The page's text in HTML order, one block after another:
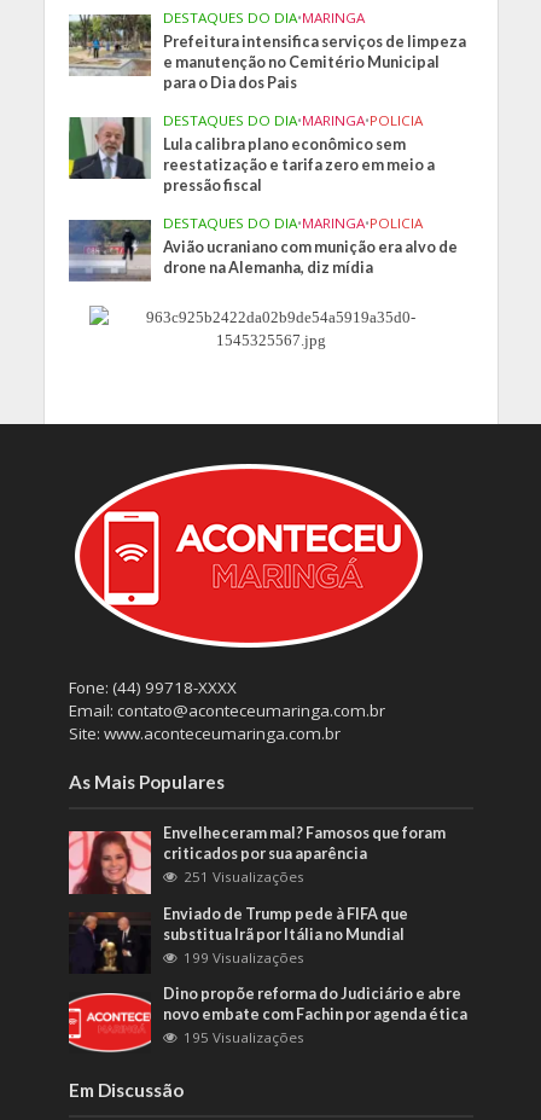
DESTAQUES DO DIA•MARINGA
Prefeitura intensifica serviços de limpeza
e manutenção no Cemitério Municipal
para o Dia dos Pais
DESTAQUES DO DIA•MARINGA•POLICIA
Lula calibra plano econômico sem
reestatização e tarifa zero em meio a
pressão fiscal
DESTAQUES DO DIA•MARINGA•POLICIA
Avião ucraniano com munição era alvo de
drone na Alemanha, diz mídia
Fone: (44) 99718-XXXX
Email: contato@aconteceumaringa.com.br
Site: www.aconteceumaringa.com.br
As Mais Populares
Envelheceram mal? Famosos que foram
criticados por sua aparência
251 Visualizações
Enviado de Trump pede à FIFA que
substitua Irã por Itália no Mundial
199 Visualizações
Dino propõe reforma do Judiciário e abre
novo embate com Fachin por agenda ética
195 Visualizações
Em Discussão